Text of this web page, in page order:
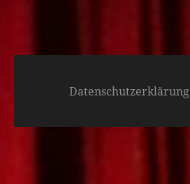
Datenschutzerklärung